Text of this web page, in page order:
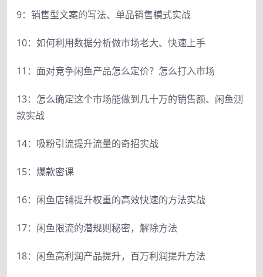
9：销售型文案的写法、单品销售模式实战
10：如何利用数据分析做市场老大、快速上手
11：面对竞争闲鱼产品怎么定价？怎么打入市场
13：怎么确定这个市场能做到几十万的销售额、闲鱼测
款实战
14：吸粉引流提升流量的奇招实战
15：爆款密课
16：闲鱼店铺提升权重的高效快速的方法实战
17：闲鱼限流的潜规则秘密，解除方法
18：闲鱼高利润产品提升，百万利润提升方法